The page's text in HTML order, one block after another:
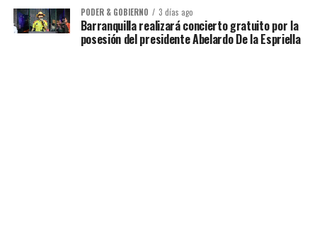
PODER & GOBIERNO 3 días ago
Barranquilla realizará concierto gratuito por la
posesión del presidente Abelardo De la Espriella